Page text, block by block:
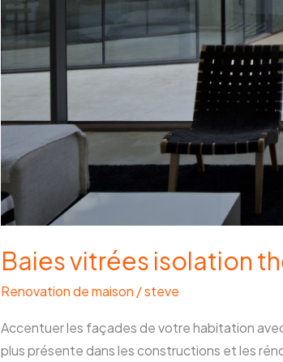
Baies vitrées isolation
Renovation de maison /steve
Accentuer les façades de votre habitation
plus présente dans les constructions et les